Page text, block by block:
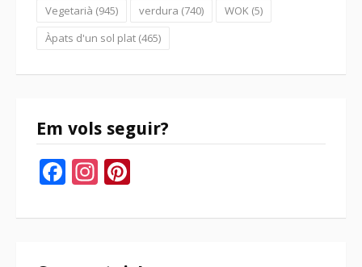
Vegetarià (945) verdura (740) WOK (5)
Àpats d'un sol plat (465)
Em vols seguir?
Facebook
Instagram